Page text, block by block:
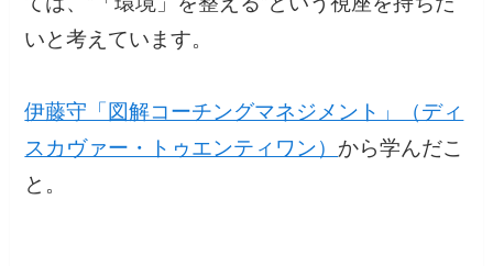
いと考えています。
伊藤守「図解コーチングマネジメント」（ディ
スカヴァー・トゥエンティワン） から学んだこ
と。